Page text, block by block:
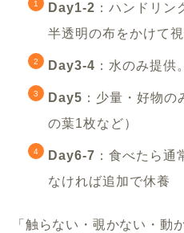
Day1-2 ：ハンドリン
半透明の布をかけて
Day3-4 ：水のみ提
Day5 ：少量・好物
の葉1枚など）
Day6-7 ：食べたら
なければ追加で休養
「触らない・覗かない・動